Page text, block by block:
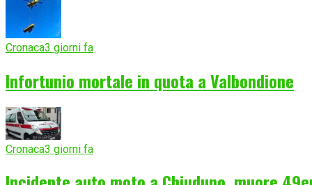
Cronaca3 giorni fa
Infortunio mortale in quota a Valbondione
Cronaca3 giorni fa